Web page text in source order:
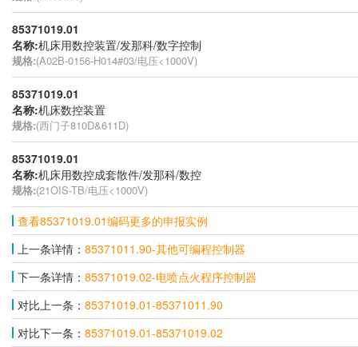
85371019.01
名称:机床用数控装置/发那科/数字控制
规格:(A02B-0156-H014#03/电压<1000V)
85371019.01
名称:机床数控装置
规格:(西门子810D&611D)
85371019.01
名称:机床用数控成套散件/发那科/数控
规格:(21OIS-TB/电压<1000V)
查看85371019.01编码更多的申报实例
上一条详情： 85371011.90-其他可编程控制器
下一条详情： 85371019.02-电喷点火程序控制器
对比上一条： 85371019.01-85371011.90
对比下一条： 85371019.01-85371019.02